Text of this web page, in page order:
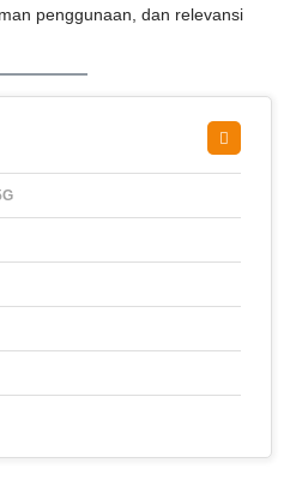
penggunaan, dan relevansi